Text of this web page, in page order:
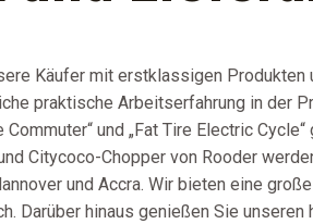
Käufer mit erstklassigen
praktische Arbeitserfahrung in der
Commuter“ und „Fat Tire Electric
Citycoco-Chopper von Rooder
und Accra. Wir bieten eine
Darüber hinaus genießen Sie